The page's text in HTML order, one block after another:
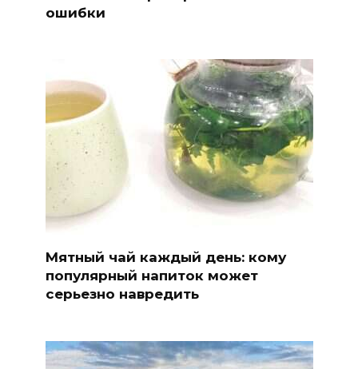
ошибки
Мятный чай каждый день: кому
популярный напиток может
серьезно навредить